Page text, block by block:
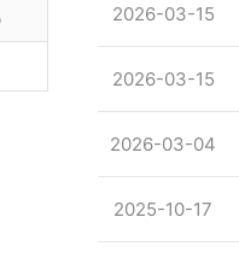
2026-03-15
2026-03-15
2026-03-04
2025-10-17